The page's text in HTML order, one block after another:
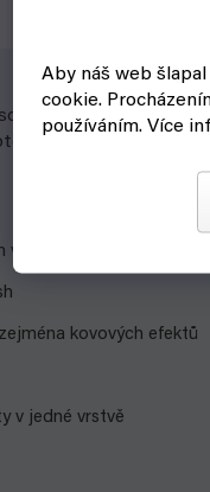
Aby náš web
cookie.
používáním. Více
kvalitní akrylové
schématem a
různých odstínech
kovových efektů
v jedné vrstvě